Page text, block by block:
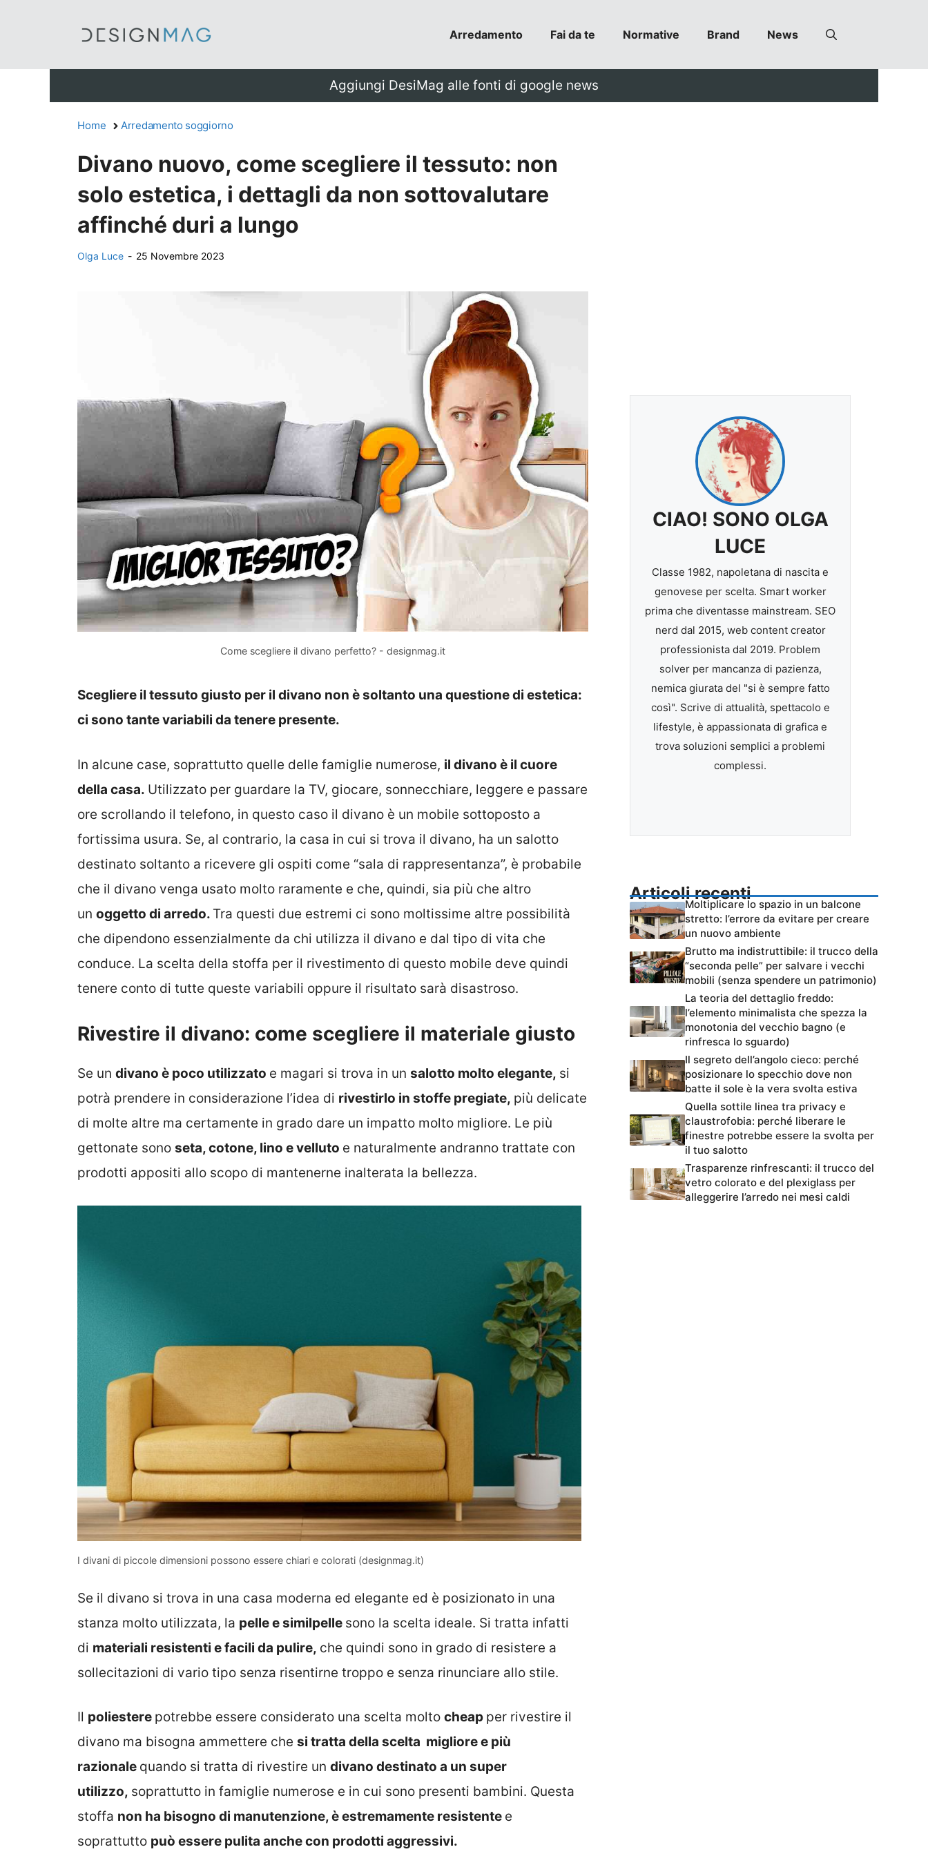
Arredamento Fai da te Normative Brand News
Aggiungi DesiMag alle fonti di google news
Home Arredamento soggiorno
Divano nuovo, come scegliere il tessuto: non
solo estetica, i dettagli da non sottovalutare
affinché duri a lungo
Olga Luce - 25 Novembre 2023
Come scegliere il divano perfetto? - designmag.it
Scegliere il tessuto giusto per il divano non è soltanto una questione di estetica:
ci sono tante variabili da tenere presente.
In alcune case, soprattutto quelle delle famiglie numerose, il divano è il cuore
della casa. Utilizzato per guardare la TV, giocare, sonnecchiare, leggere e passare
ore scrollando il telefono, in questo caso il divano è un mobile sottoposto a
fortissima usura. Se, al contrario, la casa in cui si trova il divano, ha un salotto
destinato soltanto a ricevere gli ospiti come “sala di rappresentanza”, è probabile
che il divano venga usato molto raramente e che, quindi, sia più che altro
un oggetto di arredo. Tra questi due estremi ci sono moltissime altre possibilità
che dipendono essenzialmente da chi utilizza il divano e dal tipo di vita che
conduce. La scelta della stoffa per il rivestimento di questo mobile deve quindi
tenere conto di tutte queste variabili oppure il risultato sarà disastroso.
Rivestire il divano: come scegliere il materiale giusto
Se un divano è poco utilizzato e magari si trova in un salotto molto elegante, si
potrà prendere in considerazione l’idea di rivestirlo in stoffe pregiate, più delicate
di molte altre ma certamente in grado dare un impatto molto migliore. Le più
gettonate sono seta, cotone, lino e velluto e naturalmente andranno trattate con
prodotti appositi allo scopo di mantenerne inalterata la bellezza.
I divani di piccole dimensioni possono essere chiari e colorati (designmag.it)
Se il divano si trova in una casa moderna ed elegante ed è posizionato in una
stanza molto utilizzata, la pelle e similpelle sono la scelta ideale. Si tratta infatti
di materiali resistenti e facili da pulire, che quindi sono in grado di resistere a
sollecitazioni di vario tipo senza risentirne troppo e senza rinunciare allo stile.
Il poliestere potrebbe essere considerato una scelta molto cheap per rivestire il
divano ma bisogna ammettere che si tratta della scelta migliore e più
razionale quando si tratta di rivestire un divano destinato a un super
utilizzo, soprattutto in famiglie numerose e in cui sono presenti bambini. Questa
stoffa non ha bisogno di manutenzione, è estremamente resistente e
soprattutto può essere pulita anche con prodotti aggressivi.
CIAO! SONO OLGA
LUCE
Classe 1982, napoletana di nascita e
genovese per scelta. Smart worker
prima che diventasse mainstream. SEO
nerd dal 2015, web content creator
professionista dal 2019. Problem
solver per mancanza di pazienza,
nemica giurata del "si è sempre fatto
così". Scrive di attualità, spettacolo e
lifestyle, è appassionata di grafica e
trova soluzioni semplici a problemi
complessi.
Articoli recenti
Moltiplicare lo spazio in un balcone
stretto: l’errore da evitare per creare
un nuovo ambiente
Brutto ma indistruttibile: il trucco della
“seconda pelle” per salvare i vecchi
mobili (senza spendere un patrimonio)
La teoria del dettaglio freddo:
l’elemento minimalista che spezza la
monotonia del vecchio bagno (e
rinfresca lo sguardo)
Il segreto dell’angolo cieco: perché
posizionare lo specchio dove non
batte il sole è la vera svolta estiva
Quella sottile linea tra privacy e
claustrofobia: perché liberare le
finestre potrebbe essere la svolta per
il tuo salotto
Trasparenze rinfrescanti: il trucco del
vetro colorato e del plexiglass per
alleggerire l’arredo nei mesi caldi